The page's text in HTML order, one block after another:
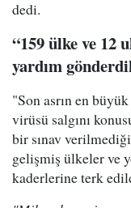
dedi.
“159 ülke ve 12
yardım
"Son asrın en
virüsü salgını
bir sınav
gelişmiş ülkeler ve
kaderlerine terk